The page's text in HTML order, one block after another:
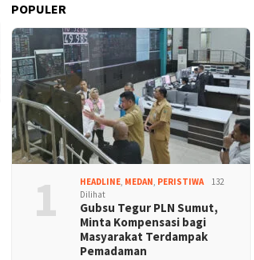
POPULER
1 HEADLINE, MEDAN, PERISTIWA
132
Dilihat
Gubsu Tegur PLN Sumut,
Minta Kompensasi bagi
Masyarakat Terdampak
Pemadaman